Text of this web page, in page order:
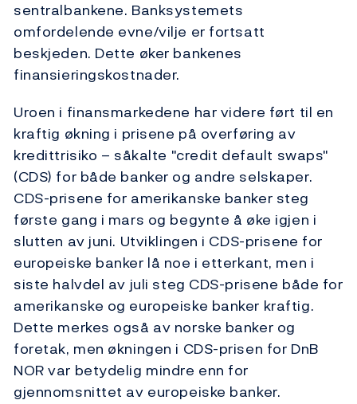
sentralbankene. Banksystemets
omfordelende evne/vilje er fortsatt
beskjeden. Dette øker bankenes
finansieringskostnader.
Uroen i finansmarkedene har videre ført til en
kraftig økning i prisene på overføring av
kredittrisiko – såkalte "credit default swaps"
(CDS) for både banker og andre selskaper.
CDS-prisene for amerikanske banker steg
første gang i mars og begynte å øke igjen i
slutten av juni. Utviklingen i CDS-prisene for
europeiske banker lå noe i etterkant, men i
siste halvdel av juli steg CDS-prisene både for
amerikanske og europeiske banker kraftig.
Dette merkes også av norske banker og
foretak, men økningen i CDS-prisen for DnB
NOR var betydelig mindre enn for
gjennomsnittet av europeiske banker.